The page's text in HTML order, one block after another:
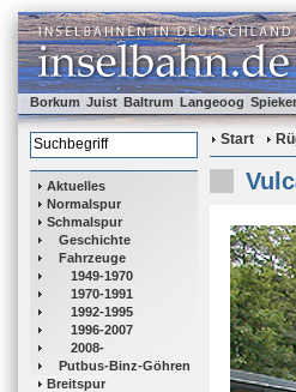
Borkum Juist Baltrum Langeoog
Aktuelles
Normalspur
Schmalspur
Geschichte
Fahrzeuge
1949-1970
1970-1991
1992-1995
1996-2007
2008-
Putbus-Binz-Göhren
Breitspur
Start